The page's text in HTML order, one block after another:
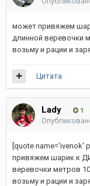
может привяжем
длинной веревочки
возьму и рации и
Цитата
Lady 1
[quote name='ivenok'
привяжем шарик к
веревочки метров
возьму и рации и